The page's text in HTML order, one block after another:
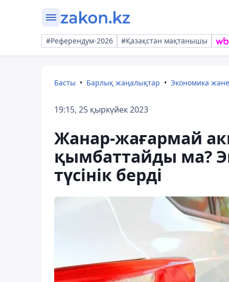
#Референдум-2026 #Қазақстан мақтанышы
Басты Барлық жаңалықтар Экономика
19:15, 25 қыркүйек 2023
Жанар-жағармай
қымбаттайды ма?
түсінік берді